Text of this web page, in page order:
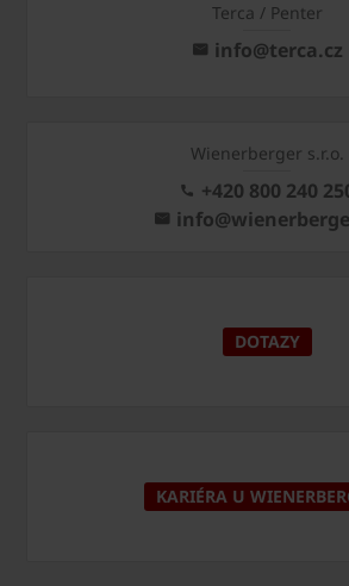
Terca / Penter
info@terca.cz
Wienerberger s.r.o.
+420 800 240
DOTAZY
KARIÉRA U